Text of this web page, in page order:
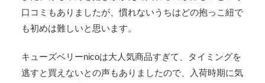
口コミもありましたが、慣れないうちはどの抱っこ紐で
も初めは難しいと思います。
キューズベリーnicoは大人気商品すぎて、タイミングを
逃すと買えないとの声もありましたので、入荷時期に気